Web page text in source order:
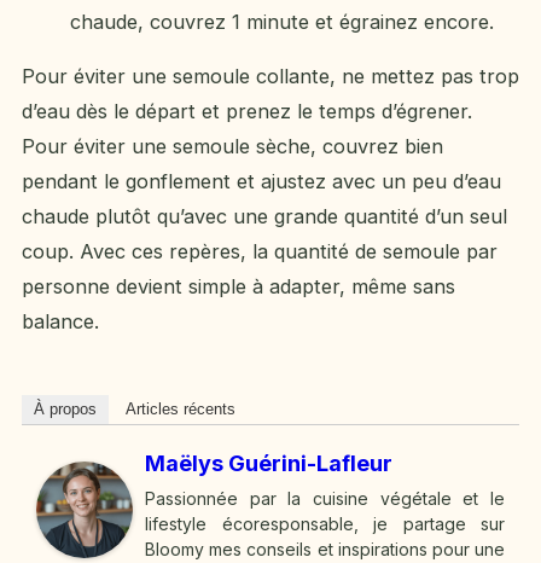
chaude, couvrez 1 minute et égrainez encore.
Pour éviter une semoule collante, ne mettez pas trop
d’eau dès le départ et prenez le temps d’égrener.
Pour éviter une semoule sèche, couvrez bien
pendant le gonflement et ajustez avec un peu d’eau
chaude plutôt qu’avec une grande quantité d’un seul
coup. Avec ces repères, la quantité de semoule par
personne devient simple à adapter, même sans
balance.
À propos Articles récents
Maëlys Guérini-Lafleur
Passionnée par la cuisine végétale et le
lifestyle écoresponsable, je partage sur
Bloomy mes conseils et inspirations pour une